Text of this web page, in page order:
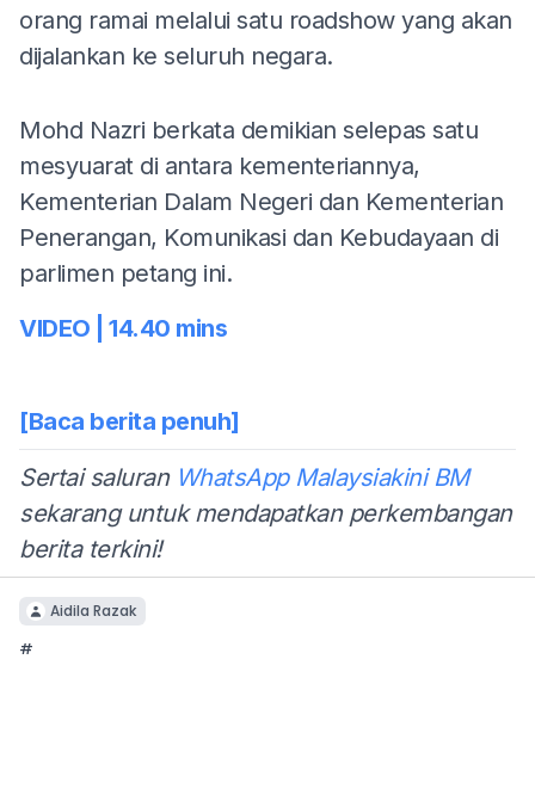
orang ramai melalui satu roadshow yang akan
dijalankan ke seluruh negara.
Mohd Nazri berkata demikian selepas satu
mesyuarat di antara kementeriannya,
Kementerian Dalam Negeri dan Kementerian
Penerangan, Komunikasi dan Kebudayaan di
parlimen petang ini.
VIDEO | 14.40 mins
[Baca berita penuh]
Sertai saluran WhatsApp Malaysiakini BM
sekarang untuk mendapatkan perkembangan
berita terkini!
Aidila Razak
#